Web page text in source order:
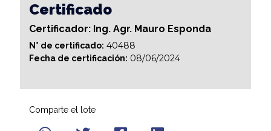
Certificado
Certificador: Ing. Agr. Mauro Esponda
N° de certificado: 40488
Fecha de certificación: 08/06/2024
Comparte el lote